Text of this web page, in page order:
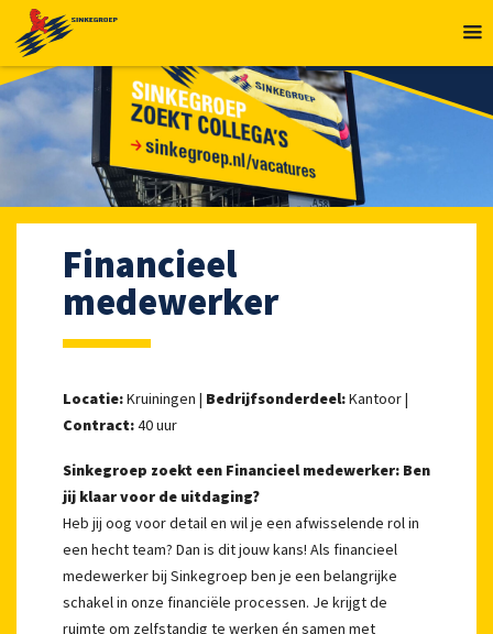
Financieel
medewerker
Locatie:Kruiningen | Bedrijfsonderdeel:Kantoor |
Contract:40 uur
Sinkegroep zoekt een Financieel medewerker: Ben
jij klaar voor de uitdaging?
Heb jij oog voor detail en wil je een afwisselende rol in
een hecht team? Dan is dit jouw kans! Als financieel
medewerker bij Sinkegroep ben je een belangrijke
schakel in onze financiële processen. Je krijgt de
ruimte om zelfstandig te werken én samen met